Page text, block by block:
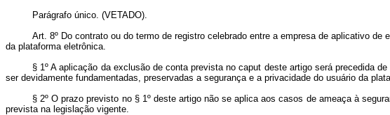
Parágrafo único. (VETADO).
Art. 8º Do contrato ou do termo de registro celebrado entre a empresa de aplicativo
da plataforma eletrônica.
§ 1º A aplicação da exclusão de conta prevista no caput deste artigo será precedida
ser devidamente fundamentadas, preservadas a segurança e a privacidade do usuário da
§ 2º O prazo previsto no § 1º deste artigo não se aplica aos casos de ameaça à
prevista na legislação vigente.